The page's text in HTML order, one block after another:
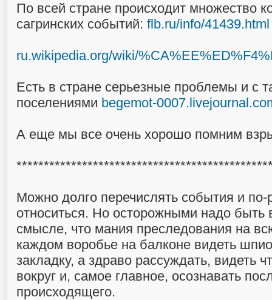
По всей стране происходит множество
сагринских событий: flb.ru/info/41439.html
ru.wikipedia.org/wiki/
Есть в стране серьезные проблемы и с
поселениями begemot-
А еще мы все очень хорошо помним
Можно долго перечислять события и по-
относиться. Но осторожными надо быть
смысле, что мания преследования на
каждом воробье на балконе видеть
закладку, а здраво рассуждать, видеть
вокруг и, самое главное, осознавать
происходящего.